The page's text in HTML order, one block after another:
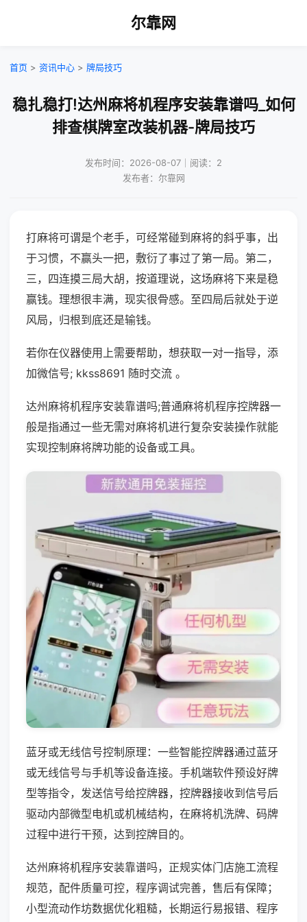
尔靠网
首页 > 资讯中心 > 牌局技巧
稳扎稳打!达州麻将机程序安装靠谱吗_如何
排查棋牌室改装机器-牌局技巧
发布时间：2026-08-07｜阅读：2
发布者：尔靠网
打麻将可谓是个老手，可经常碰到麻将的斜乎事，出
于习惯，不赢头一把，敷衍了事过了第一局。第二，
三，四连摸三局大胡，按道理说，这场麻将下来是稳
赢钱。理想很丰满，现实很骨感。至四局后就处于逆
风局，归根到底还是输钱。
若你在仪器使用上需要帮助，想获取一对一指导，添
加微信号; kkss8691 随时交流 。
达州麻将机程序安装靠谱吗;普通麻将机程序控牌器一
般是指通过一些无需对麻将机进行复杂安装操作就能
实现控制麻将牌功能的设备或工具。
蓝牙或无线信号控制原理：一些智能控牌器通过蓝牙
或无线信号与手机等设备连接。手机端软件预设好牌
型等指令，发送信号给控牌器，控牌器接收到信号后
驱动内部微型电机或机械结构，在麻将机洗牌、码牌
过程中进行干预，达到控牌目的。
达州麻将机程序安装靠谱吗，正规实体门店施工流程
规范，配件质量可控，程序调试完善，售后有保障；
小型流动作坊数据优化粗糙，长期运行易报错、程序